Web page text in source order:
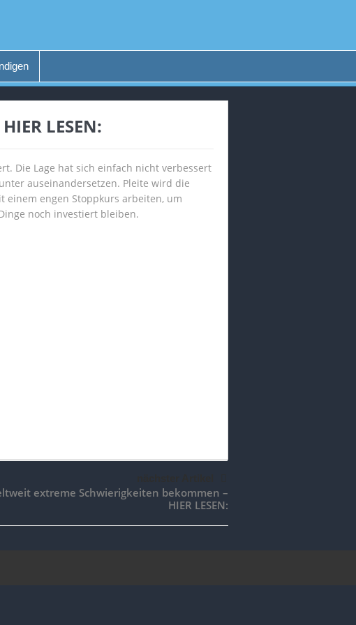
LESEN:
Die Lage hat sich einfach nicht verbessert
auseinandersetzen. Pleite wird die
einem engen Stoppkurs arbeiten, um
noch investiert bleiben.
extreme Schwierigkeiten bekommen –
HIER LESEN: